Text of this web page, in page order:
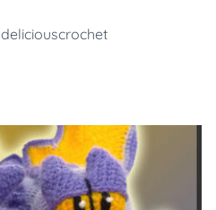
deliciouscrochet